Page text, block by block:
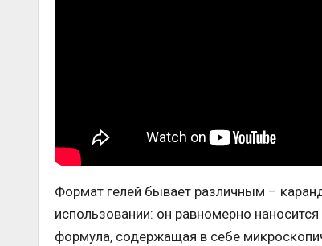
Формат гелей бывает различным –
использовании: он равномерно
формула, содержащая в себе